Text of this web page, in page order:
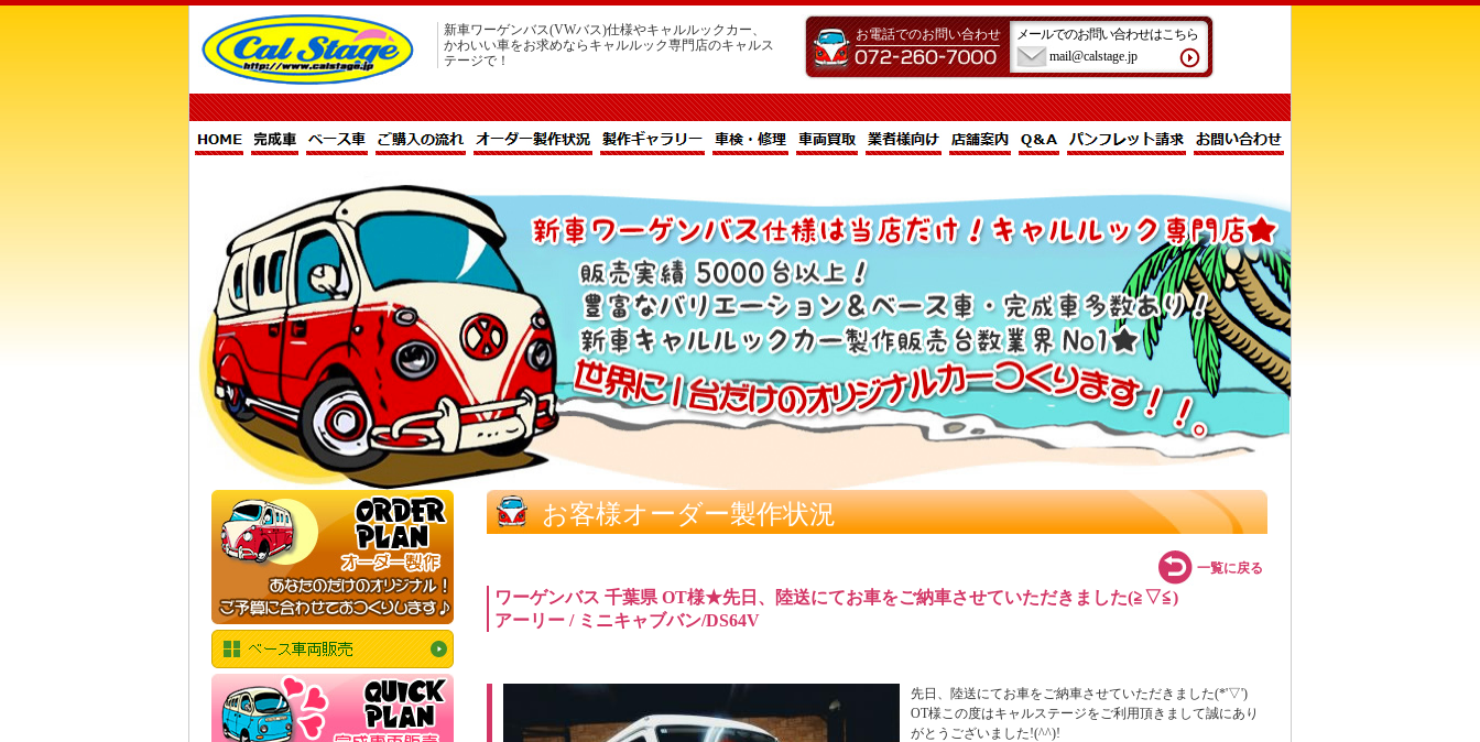
新車ワーゲンバス(VWバス)仕様やキャルルックカー、
かわいい車をお求めならキャルルック専門店のキャルス
テージで！
お電話でのお問い合わせ
メールでのお問い合わせはこちら
mail@calstage.jp
お客様オーダー製作状況
一覧に戻る
ワーゲンバス 千葉県 OT様★先日、陸送にてお車をご納車させていただきました(≧▽≦)
アーリー / ミニキャブバン/DS64V
先日、陸送にてお車をご納車させていただきました(*'▽')
OT様この度はキャルステージをご利用頂きまして誠にあり
がとうございました!(^^)!